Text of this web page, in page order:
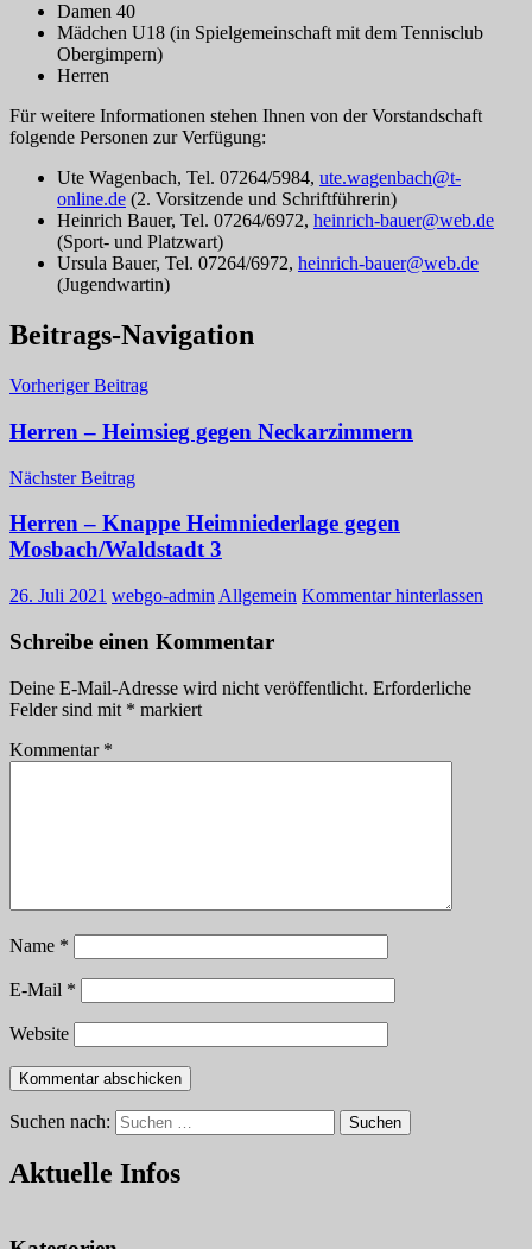
Damen 40
Mädchen U18 (in Spielgemeinschaft mit dem Tennisclub
Obergimpern)
Herren
Für weitere Informationen stehen Ihnen von der Vorstandschaft
folgende Personen zur Verfügung:
Ute Wagenbach, Tel. 07264/5984, ute.wagenbach@t-
online.de (2. Vorsitzende und Schriftführerin)
Heinrich Bauer, Tel. 07264/6972, heinrich-bauer@web.de
(Sport- und Platzwart)
Ursula Bauer, Tel. 07264/6972, heinrich-bauer@web.de
(Jugendwartin)
Beitrags-Navigation
Vorheriger Beitrag
Herren – Heimsieg gegen Neckarzimmern
Nächster Beitrag
Herren – Knappe Heimniederlage gegen
Mosbach/Waldstadt 3
26. Juli 2021 webgo-admin Allgemein Kommentar hinterlassen
Schreibe einen Kommentar
Deine E-Mail-Adresse wird nicht veröffentlicht. Erforderliche
Felder sind mit * markiert
Kommentar *
Name *
E-Mail *
Website
Suchen nach: Suchen
Aktuelle Infos